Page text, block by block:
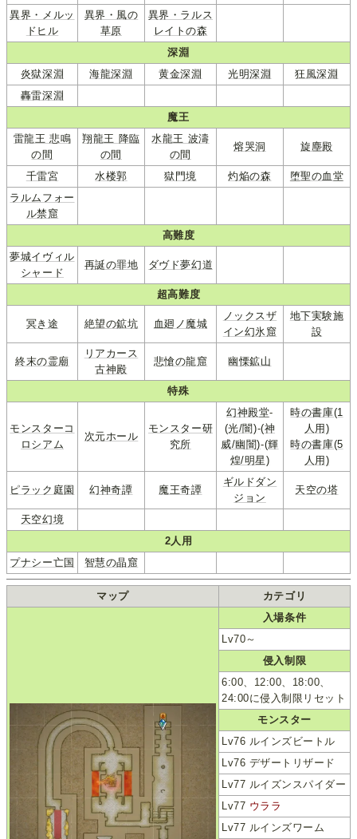
異界・メルッ
ドヒル
異界・風の
草原
異界・ラルス
レイトの森
深淵
炎獄深淵
海龍深淵 黄金深淵 光明深淵
狂風深淵
轟雷深淵
魔王
雷龍王 悲鳴
の間
翔龍王 降臨
の間
水龍王 波濤
の間
熔哭洞 旋塵殿
千雷宮 水楼郭 獄門境 灼焔の森
堕聖の血堂
ラルムフォー
ル禁窟
高難度
夢城イヴィル
シャード
再誕の罪地 ダヴド夢幻道
超高難度
冥き途 絶望の鉱坑 血廻ノ魔城
ノックスザ
イン幻氷窟
地下実験施
設
終末の霊廟
リアカース
古神殿
悲愴の龍窟 幽慄鉱山
特殊
モンスターコ
ロシアム
次元ホール
モンスター研
究所
幻神殿堂-
(光/闇)-(神
威/幽闇)-(輝
煌/明星)
時の書庫(1
人用)
時の書庫(5
人用)
ピラック庭園 幻神奇譚 魔王奇譚
ギルドダン
ジョン
天空の塔
天空幻境
2人用
プナシー亡国
智慧の晶窟
マップ
カテゴリ
入場条件
Lv70～
侵入制限
6:00、12:00、18:00、
24:00に侵入制限リセット
モンスター
Lv76 ルインズビートル
Lv76 デザートリザード
Lv77 ルイズンスパイダー
Lv77 ウララ
Lv77 ルインズワーム